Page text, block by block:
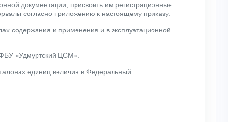
документации, присвоить им регистрационные
согласно приложению к настоящему приказу.
содержания и применения и в эксплуатационной
«Удмуртский ЦСМ».
единиц величин в Федеральный